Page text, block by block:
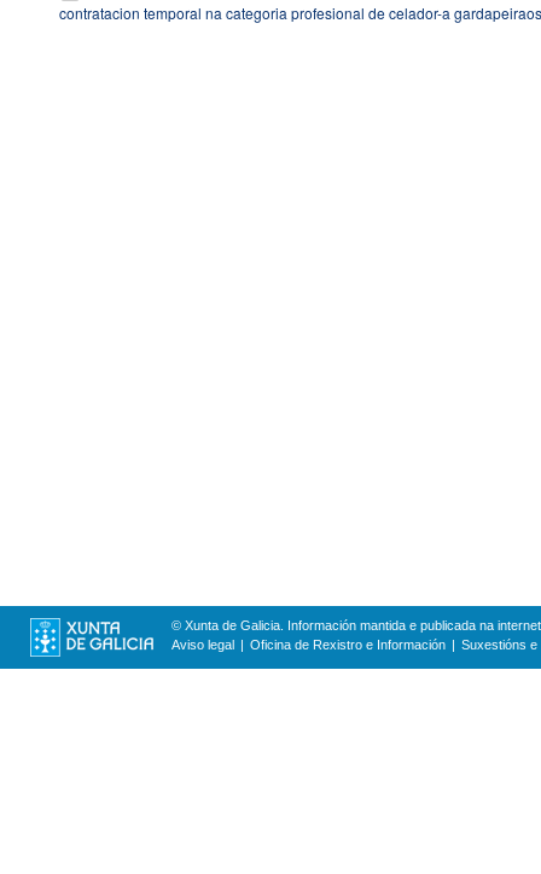
contratacion temporal na categoria profesional de celador-a
© Xunta de Galicia. Información mantida e publicada na
Aviso legal
Oficina de Rexistro e Información Suxestións e